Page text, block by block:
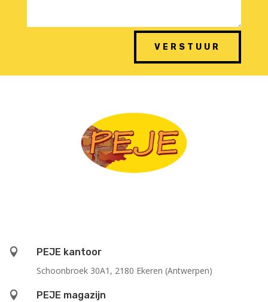
VERSTUUR

PEJE kantoor
Schoonbroek 30A1, 2180 Ekeren (Antwerpen)

PEJE magazijn